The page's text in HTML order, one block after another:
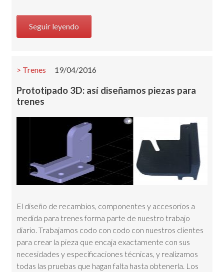
Seguir leyendo
Trenes 19/04/2016
Prototipado 3D: así diseñamos piezas para
trenes
El diseño de recambios, componentes y accesorios a
medida para trenes forma parte de nuestro trabajo
diario. Trabajamos codo con codo con nuestros clientes
para crear la pieza que encaja exactamente con sus
necesidades y especificaciones técnicas, y realizamos
todas las pruebas que hagan falta hasta obtenerla. Los